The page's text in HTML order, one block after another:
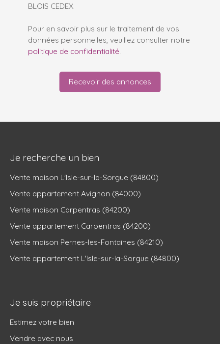
BLOIS CEDEX.
Pour en savoir plus sur le traitement de vos
données personnelles, veuillez consulter notre
politique de confidentialité.
Recevoir des annonces
Je recherche un bien
Vente maison L'Isle-sur-la-Sorgue (84800)
Vente appartement Avignon (84000)
Vente maison Carpentras (84200)
Vente appartement Carpentras (84200)
Vente maison Pernes-les-Fontaines (84210)
Vente appartement L'Isle-sur-la-Sorgue (84800)
Je suis propriétaire
Estimez votre bien
Vendre avec nous